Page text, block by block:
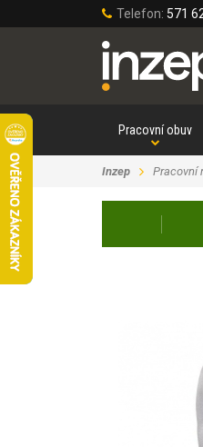
Telefon: 571
Pracovní obuv
Inzep Pracovní